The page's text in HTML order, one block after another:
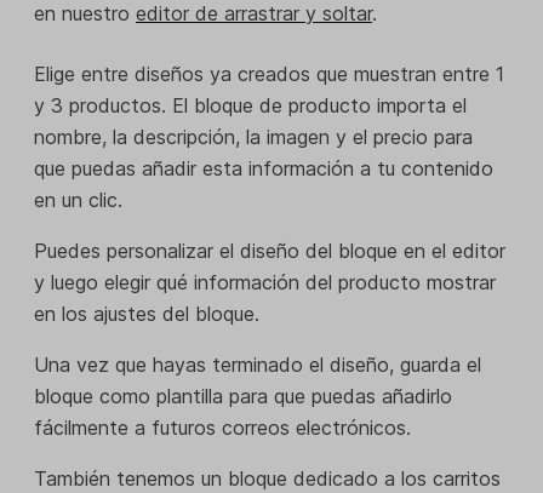
en nuestro editor de arrastrar y soltar.
Elige entre diseños ya creados que muestran entre 1
y 3 productos. El bloque de producto importa el
nombre, la descripción, la imagen y el precio para
que puedas añadir esta información a tu contenido
en un clic.
Puedes personalizar el diseño del bloque en el editor
y luego elegir qué información del producto mostrar
en los ajustes del bloque.
Una vez que hayas terminado el diseño, guarda el
bloque como plantilla para que puedas añadirlo
fácilmente a futuros correos electrónicos.
También tenemos un bloque dedicado a los carritos